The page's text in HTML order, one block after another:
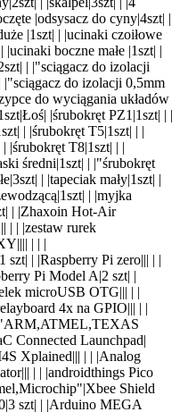
|odsysacz do cyny|4szt| |
|1szt| | |ucinaki czoiłowe
| |ucinaki boczne małe |1szt| |
| |"sciągacz do izolacji
| |"sciągacz do izolacji 0,5mm
do wyciągania układów
|śrubokręt PZ1|1szt| | |
| |śrubokręt T5|1szt| | |
| |śrubokręt T8|1szt| | |
średni|1szt| | |"śrubokręt
| |tapeciak mały|1szt| |
| |myjka
| |Zhaxoin Hot-Air
|| | | |zestaw rurek
||| | | |
szt| | |Raspberry Pi zero||| | |
Pi Model A|2 szt| |
microUSB OTG||| | |
4x na GPIO||| | |
Connected Launchpad|
Xplained||| | | |Analog
|| | | |androidthings Pico
Shield
szt| | |Arduino MEGA